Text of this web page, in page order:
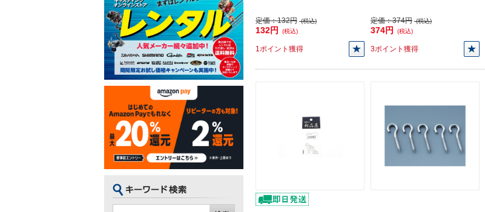
定価：132円 (税込)
132円 (税込)
1ポイント獲得
定価：374円 (税込)
374円 (税込)
3ポイント獲得